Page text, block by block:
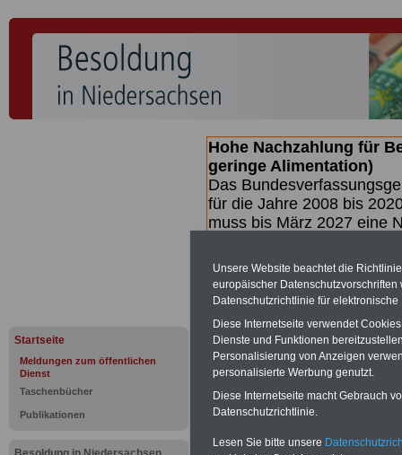
Startseite
Meldungen zum öffentlichen
Dienst
Taschenbücher
Publikationen
Hohe Nachzahlung für
geringe Alimentation)
Das
für die Jahre 2008 bis
muss bis März 2027 eine
(Beamte &
geben (Medienberichten
mind.3.000 und 13.000
hierzu eine Broschüre
des Gesetzentwurfs der
(wahrscheinlich im
Broschüre.
Meldung
Unsere Website beachtet die
europäischer
Datenschutzrichtlinie für
Diese Internetseite verwendet
Dienste und Funktionen
Personalisierung von Anzeigen
personalisierte Werbung genutzt.
Diese Internetseite macht Gebrauch
Datenschutzrichtlinie.
Lesen Sie bitte unsere